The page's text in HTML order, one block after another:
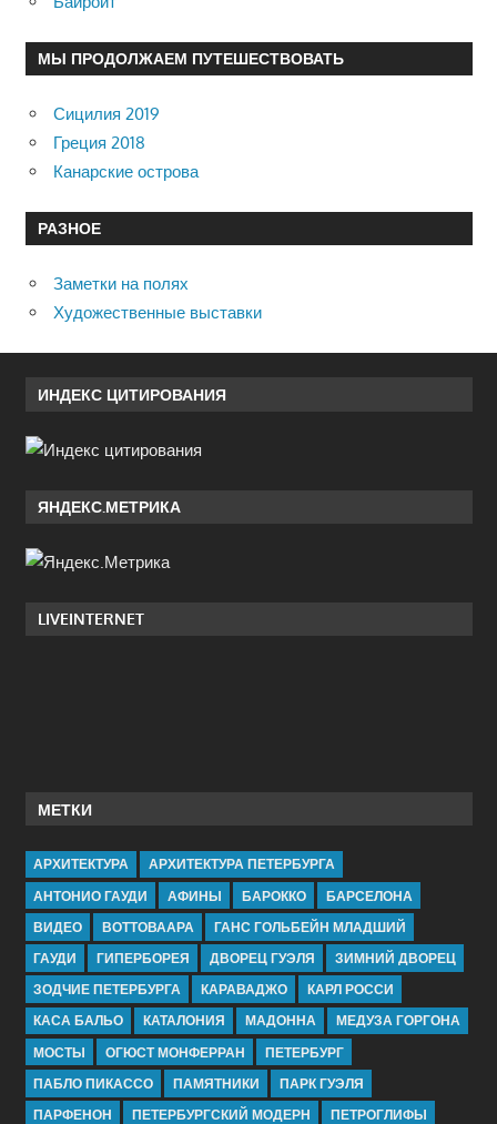
МЫ ПРОДОЛЖАЕМ ПУТЕШЕСТВОВАТЬ
Сицилия 2019
Греция 2018
Канарские острова
РАЗНОЕ
Заметки на полях
Художественные выставки
ИНДЕКС ЦИТИРОВАНИЯ
ЯНДЕКС.МЕТРИКА
LIVEINTERNET
МЕТКИ
АРХИТЕКТУРА
АРХИТЕКТУРА ПЕТЕРБУРГА
АНТОНИО ГАУДИ
АФИНЫ БАРОККО
БАРСЕЛОНА
ВИДЕО
ВОТТОВААРА
ГАНС ГОЛЬБЕЙН МЛАДШИЙ
ГАУДИ
ГИПЕРБОРЕЯ ДВОРЕЦ ГУЭЛЯ
ЗИМНИЙ ДВОРЕЦ
ЗОДЧИЕ ПЕТЕРБУРГА
КАРАВАДЖО
КАРЛ РОССИ
КАСА БАЛЬО
КАТАЛОНИЯ МАДОННА
МЕДУЗА ГОРГОНА
МОСТЫ
ОГЮСТ МОНФЕРРАН
ПЕТЕРБУРГ
ПАБЛО ПИКАССО
ПАМЯТНИКИ
ПАРК ГУЭЛЯ
ПАРФЕНОН
ПЕТЕРБУРГСКИЙ МОДЕРН ПЕТРОГЛИФЫ